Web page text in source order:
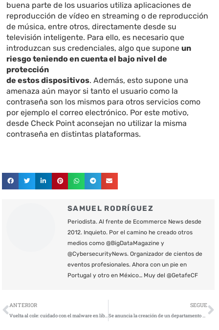
buena parte de los usuarios utiliza aplicaciones de
reproducción de vídeo en streaming o de reproducción
de música, entre otros, directamente desde su
televisión inteligente. Para ello, es necesario que
introduzcan sus credenciales, algo que suponeun
riesgo teniendo en cuenta el bajo nivel de
protección
de estos dispositivos. Además, esto supone una
amenaza aún mayor si tanto el usuario como la
contraseña son los mismos para otros servicios como
por ejemplo el correo electrónico. Por este motivo,
desde Check Point aconsejan no utilizar la misma
contraseña en distintas plataformas.
SAMUEL RODRÍGUEZ
Periodista. Al frente de Ecommerce News desde
2012. Inquieto. Por el camino he creado otros
medios como @BigDataMagazine y
@CybersecurityNews. Organizador de cientos de
eventos profesionales. Ahora con un pie en
Portugal y otro en México… Muy del @GetafeCF
Ant
ANTERIOR
Vuelta al cole: cuidado con el malware en libros de texto y trabajos académicos
SEGUE
Se anuncia la creación de un departamento de Ciberseguridad en la Comunidad de Madrid